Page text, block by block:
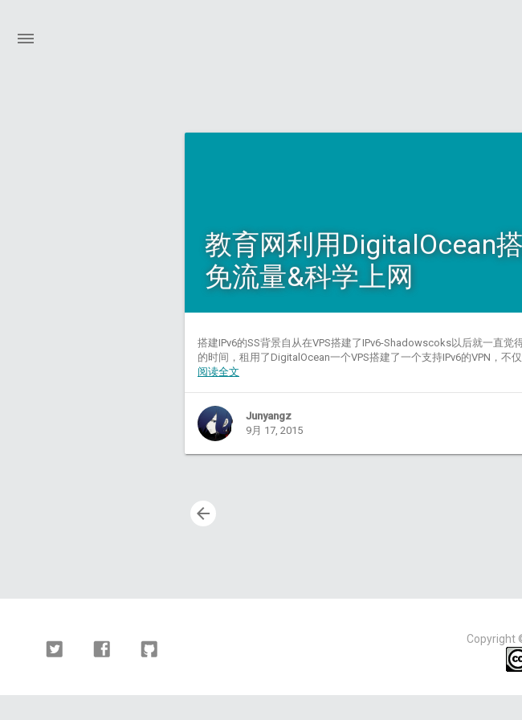
教育网利用DigitalOcean
免流量&科学上网
搭建IPv6的SS背景自从在VPS搭建了IPv6-Shadowscoks以后就一直
的时间，租用了DigitalOcean一个VPS搭建了一个支持IPv6的VPN，
阅读全文
Junyangz
9月 17, 2015
arrow_back
Twitter Facebook Github
Copyright